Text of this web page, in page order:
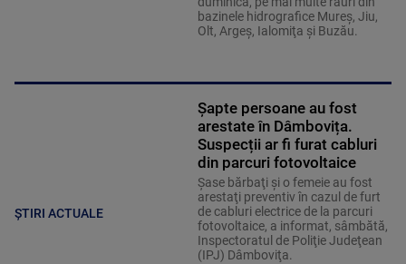
bazinele hidrografice Mureş, Jiu,
Olt, Argeş, Ialomiţa şi Buzău.
ȘTIRI ACTUALE
Șapte persoane au fost
arestate în Dâmbovița.
Suspecții ar fi furat cabluri
din parcuri fotovoltaice
Şase bărbaţi şi o femeie au fost
arestaţi preventiv în cazul de furt
de cabluri electrice de la parcuri
fotovoltaice, a informat, sâmbătă,
Inspectoratul de Poliţie Judeţean
(IPJ) Dâmboviţa.